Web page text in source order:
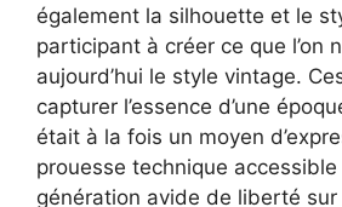
également la silhouette et le
participant à créer ce que l’on
aujourd’hui le style vintage.
capturer l’essence d’une
était à la fois un moyen
prouesse technique
génération avide de liberté sur